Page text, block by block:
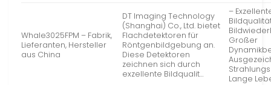
Whale3025FPM – Fabrik,
Lieferanten, Hersteller
aus China
DT Imaging Technology
(Shanghai) Co., Ltd. bietet
Flachdetektoren für
Röntgenbildgebung an.
Diese Detektoren
zeichnen sich durch
exzellente Bildqualit…
–
Großer
Lange